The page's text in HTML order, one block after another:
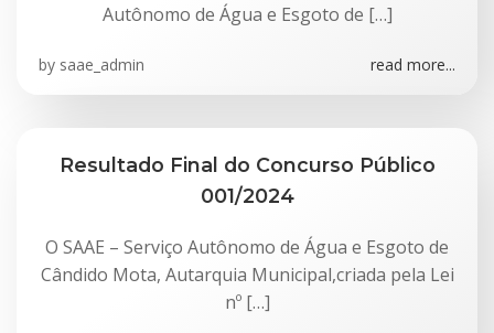
Autônomo de Água e Esgoto de […]
by saae_admin read more...
Resultado Final do Concurso Público
001/2024
O SAAE – Serviço Autônomo de Água e Esgoto de
Cândido Mota, Autarquia Municipal,criada pela Lei
nº […]